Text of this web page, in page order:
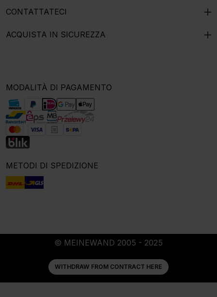
CONTATTATECI
ACQUISTA IN SICUREZZA
MODALITÀ DI PAGAMENTO
METODI DI SPEDIZIONE
© MEINEWAND 2005 - 2025
WITHDRAW FROM CONTRACT HERE